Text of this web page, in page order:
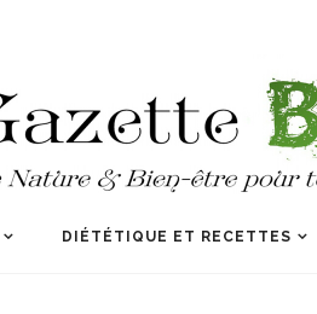
DIÉTÉTIQUE ET RECETTES